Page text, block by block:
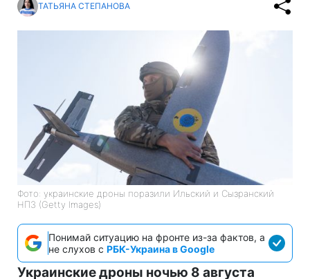
ТАТЬЯНА СТЕПАНОВА
Фото: украинские дроны поразили Ильский и Сызранский
НПЗ (Getty Images)
Понимай ситуацию на фронте из-за фактов, а
не слухов с РБК-Украина в Google
Украинские дроны ночью 8 августа